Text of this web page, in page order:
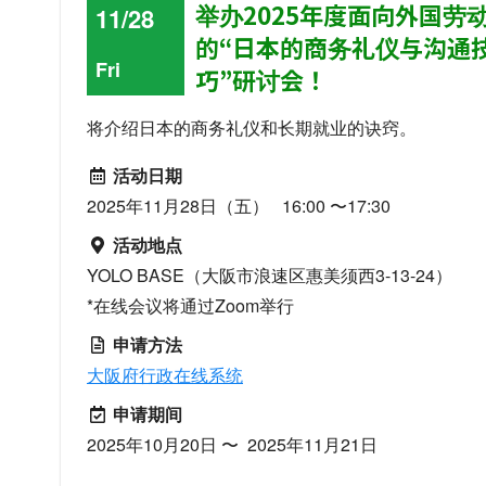
11/28
Fri
举办2025年度面向外国劳
的“日本的商务礼仪与沟通
巧”研讨会！
将介绍日本的商务礼仪和长期就业的诀窍。
活动日期
2025年11月28日（五） 16:00 〜17:30
活动地点
YOLO BASE（大阪市浪速区惠美须西3-13-24）
*在线会议将通过Zoom举行
申请方法
大阪府行政在线系统
申请期间
2025年10月20日 〜 2025年11月21日